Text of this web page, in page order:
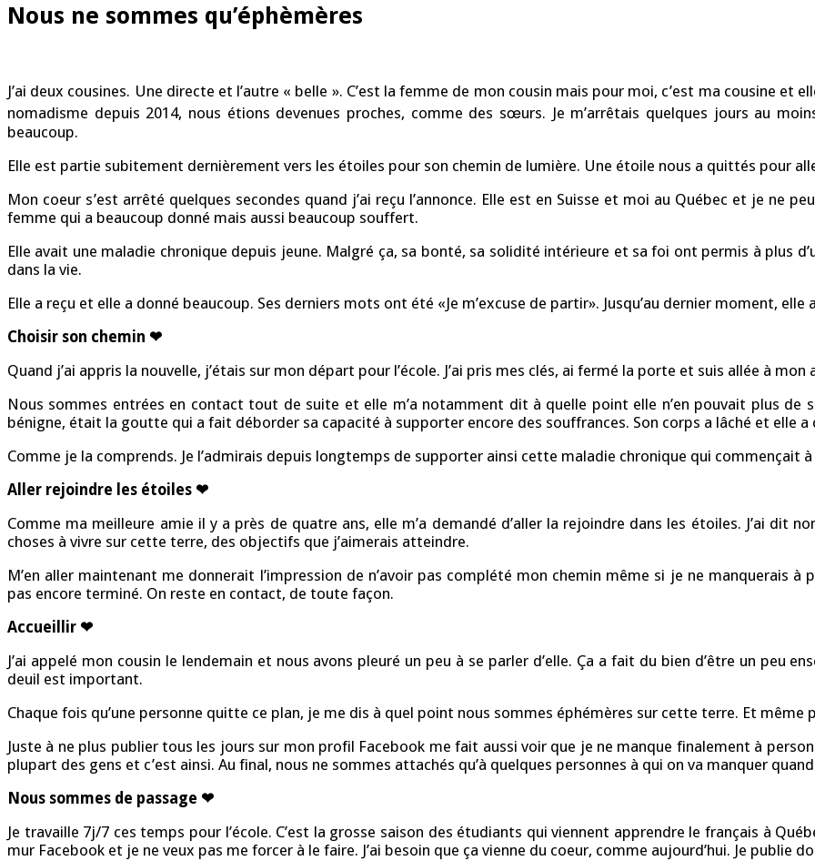
Nous ne sommes qu’éphèmères
J’ai deux cousines. Une directe et l’autre « belle ». C’est la femme de mon cousin mais pour moi, c’est ma cousine et
nomadisme depuis 2014, nous étions devenues proches, comme des sœurs. Je m’arrêtais quelques jours au
beaucoup.
Elle est partie subitement dernièrement vers les étoiles pour son chemin de lumière. Une étoile nous a quittés pour
Mon coeur s’est arrêté quelques secondes quand j’ai reçu l’annonce. Elle est en Suisse et moi au Québec et je ne
femme qui a beaucoup donné mais aussi beaucoup souffert.
Elle avait une maladie chronique depuis jeune. Malgré ça, sa bonté, sa solidité intérieure et sa foi ont permis à plus
dans la vie.
Elle a reçu et elle a donné beaucoup. Ses derniers mots ont été «Je m’excuse de partir». Jusqu’au dernier moment, elle
Choisir son chemin ❤
Quand j’ai appris la nouvelle, j’étais sur mon départ pour l’école. J’ai pris mes clés, ai fermé la porte et suis allée à mon
Nous sommes entrées en contact tout de suite et elle m’a notamment dit à quelle point elle n’en pouvait plus
bénigne, était la goutte qui a fait déborder sa capacité à supporter encore des souffrances. Son corps a lâché et elle a
Comme je la comprends. Je l’admirais depuis longtemps de supporter ainsi cette maladie chronique qui commençait
Aller rejoindre les étoiles ❤
Comme ma meilleure amie il y a près de quatre ans, elle m’a demandé d’aller la rejoindre dans les étoiles. J’ai dit
choses à vivre sur cette terre, des objectifs que j’aimerais atteindre.
M’en aller maintenant me donnerait l’impression de n’avoir pas complété mon chemin même si je ne manquerais à
pas encore terminé. On reste en contact, de toute façon.
Accueillir ❤
J’ai appelé mon cousin le lendemain et nous avons pleuré un peu à se parler d’elle. Ça a fait du bien d’être un peu
deuil est important.
Chaque fois qu’une personne quitte ce plan, je me dis à quel point nous sommes éphémères sur cette terre. Et même
Juste à ne plus publier tous les jours sur mon profil Facebook me fait aussi voir que je ne manque finalement à
plupart des gens et c’est ainsi. Au final, nous ne sommes attachés qu’à quelques personnes à qui on va manquer quand
Nous sommes de passage ❤
Je travaille 7j/7 ces temps pour l’école. C’est la grosse saison des étudiants qui viennent apprendre le français à
mur Facebook et je ne veux pas me forcer à le faire. J’ai besoin que ça vienne du coeur, comme aujourd’hui. Je publie